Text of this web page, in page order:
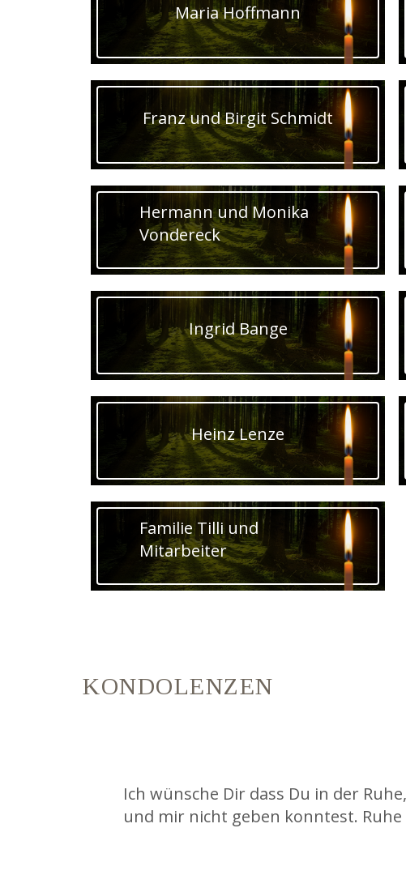
Maria Hoffmann
Franz und Birgit Schmidt
Hermann und Monika
Vondereck
Ingrid Bange
Heinz Lenze
Familie Tilli und
Mitarbeiter
KONDOLENZEN
Ich wünsche Dir dass Du in der
und mir nicht geben konntest. Ruhe